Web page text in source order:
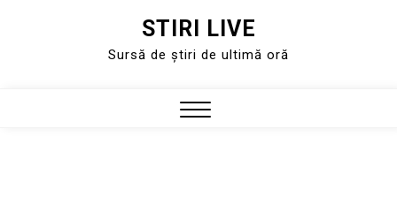
STIRI LIVE
Sursă de știri de ultimă oră